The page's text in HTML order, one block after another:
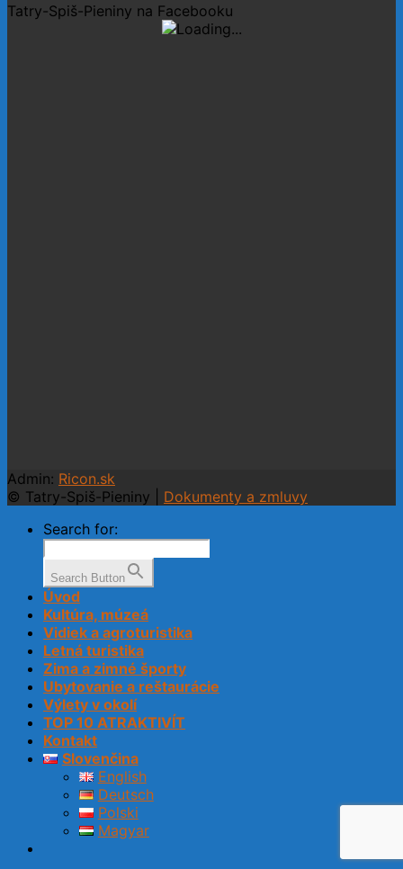
Tatry-Spiš-Pieniny na Facebooku
Admin: Ricon.sk
© Tatry-Spiš-Pieniny | Dokumenty a zmluvy
Search for:
Search Button
Úvod
Kultúra, múzeá
Vidiek a agroturistika
Letná turistika
Zima a zimné športy
Ubytovanie a reštaurácie
Výlety v okolí
TOP 10 ATRAKTIVÍT
Kontakt
Slovenčina
English
Deutsch
Polski
Magyar